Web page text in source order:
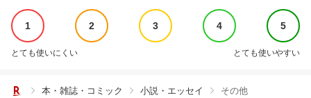
1 2 3 4 5
とても使いにくい とても使いやすい
本・雑誌・コミック 小説・エッセイ その他